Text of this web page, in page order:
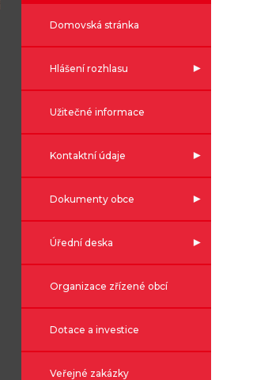
Domovská stránka
Hlášení rozhlasu
Užitečné informace
Kontaktní údaje
Dokumenty obce
Úřední deska
Organizace zřízené obcí
Dotace a investice
Veřejné zakázky